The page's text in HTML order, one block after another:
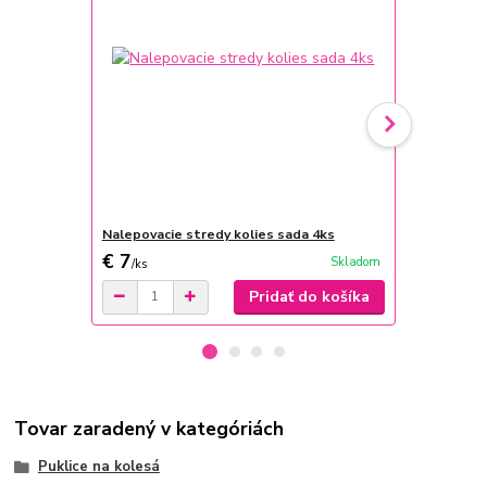
Nalepovacie stredy kolies sada 4ks
€ 7/ks Skladom
Pridať do košíka
Tovar zaradený v kategóriách
Puklice na kolesá